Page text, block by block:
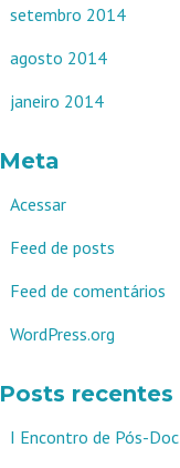
setembro 2014
agosto 2014
janeiro 2014
Meta
Acessar
Feed de posts
Feed de comentários
WordPress.org
Posts recentes
I Encontro de Pós-Doc